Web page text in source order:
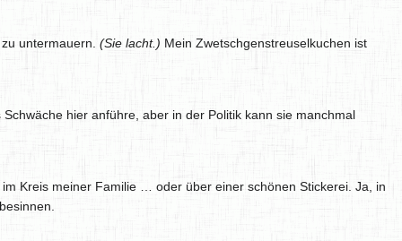
untermauern. (Sie lacht.) Mein Zwetschgenstreuselkuchen ist
hier anführe, aber in der Politik kann sie manchmal
Kreis meiner Familie … oder über einer schönen Stickerei. Ja, in